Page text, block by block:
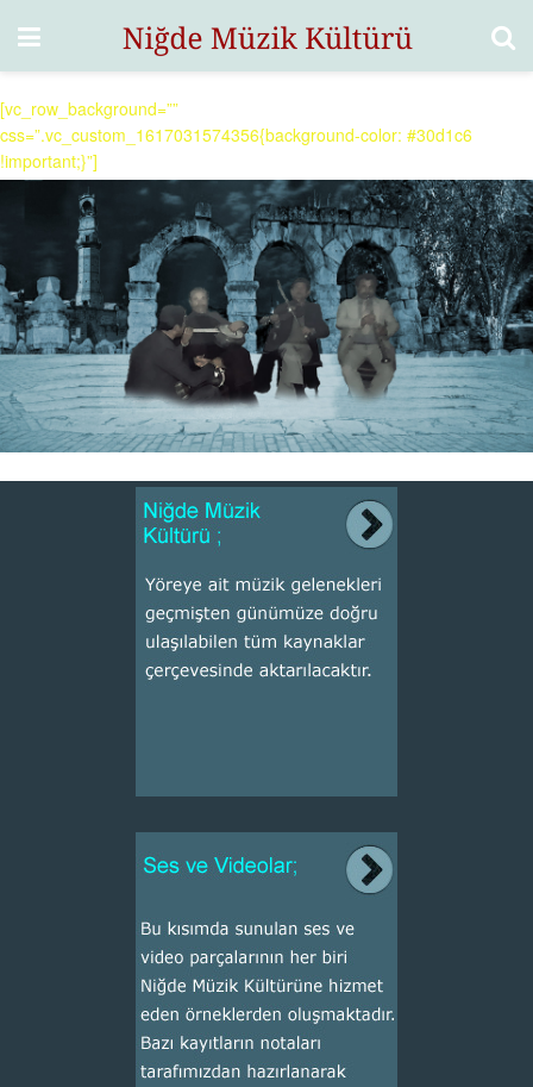
[vc_row_background=””
css=”.vc_custom_1617031574356{background-color: #30d1c6
!important;}”]